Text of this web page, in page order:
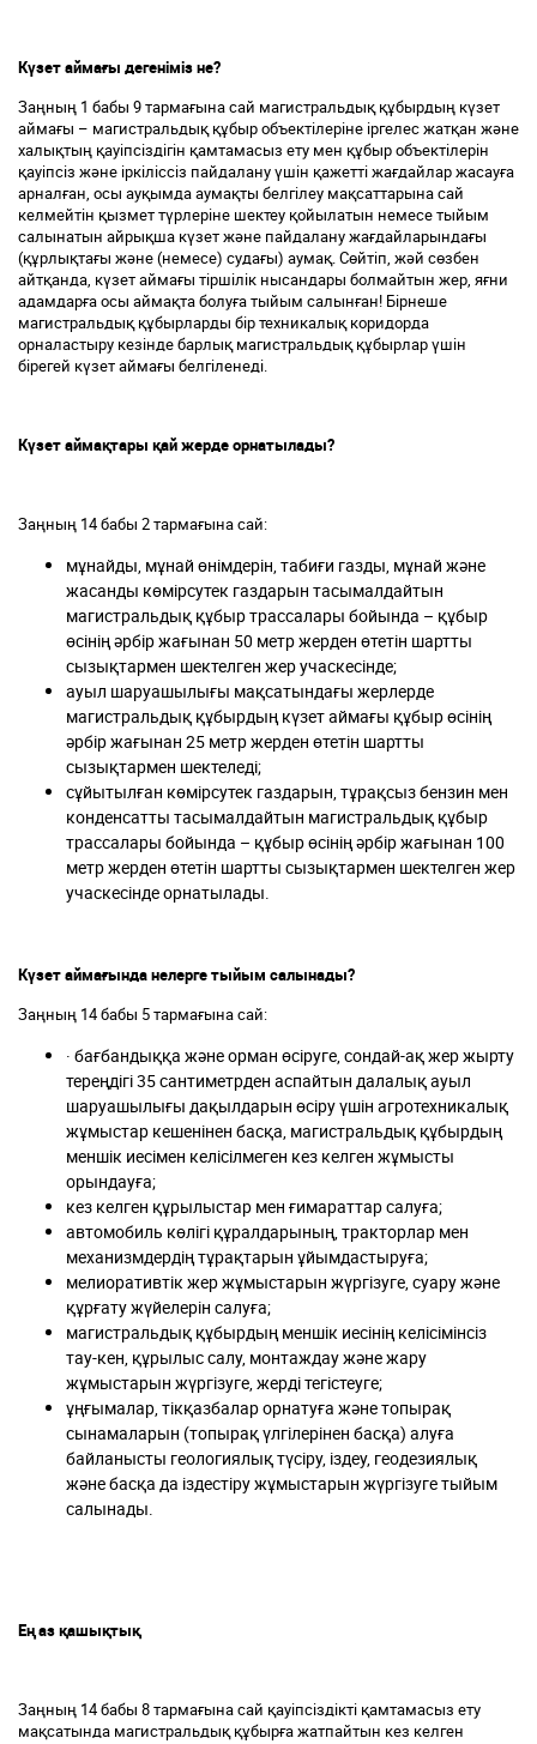
Күзет аймағы дегеніміз не?
Заңның 1 бабы 9 тармағына сай магистральдық құбырдың күзет
аймағы – магистральдық құбыр объектілеріне іргелес жатқан және
халықтың қауіпсіздігін қамтамасыз ету мен құбыр объектілерін
қауіпсіз және іркіліссіз пайдалану үшін қажетті жағдайлар жасауға
арналған, осы ауқымда аумақты белгілеу мақсаттарына сай
келмейтін қызмет түрлеріне шектеу қойылатын немесе тыйым
салынатын айрықша күзет және пайдалану жағдайларындағы
(құрлықтағы және (немесе) судағы) аумақ. Сөйтіп, жәй сөзбен
айтқанда, күзет аймағы тіршілік нысандары болмайтын жер, яғни
адамдарға осы аймақта болуға тыйым салынған! Бірнеше
магистральдық құбырларды бір техникалық коридорда
орналастыру кезінде барлық магистральдық құбырлар үшін
бірегей күзет аймағы белгіленеді.
Күзет аймақтары қай жерде орнатылады?
Заңның 14 бабы 2 тармағына сай:
мұнайды, мұнай өнімдерін, табиғи газды, мұнай және
жасанды көмірсутек газдарын тасымалдайтын
магистральдық құбыр трассалары бойында – құбыр
өсінің әрбір жағынан 50 метр жерден өтетін шартты
сызықтармен шектелген жер учаскесінде;
ауыл шаруашылығы мақсатындағы жерлерде
магистральдық құбырдың күзет аймағы құбыр өсінің
әрбір жағынан 25 метр жерден өтетін шартты
сызықтармен шектеледі;
сұйытылған көмірсутек газдарын, тұрақсыз бензин мен
конденсатты тасымалдайтын магистральдық құбыр
трассалары бойында – құбыр өсінің әрбір жағынан 100
метр жерден өтетін шартты сызықтармен шектелген жер
учаскесінде орнатылады.
Күзет аймағында нелерге тыйым салынады?
Заңның 14 бабы 5 тармағына сай:
· бағбандыққа және орман өсіруге, сондай-ақ жер жырту
тереңдігі 35 сантиметрден аспайтын далалық ауыл
шаруашылығы дақылдарын өсіру үшін агротехникалық
жұмыстар кешенінен басқа, магистральдық құбырдың
меншік иесімен келісілмеген кез келген жұмысты
орындауға;
кез келген құрылыстар мен ғимараттар салуға;
автомобиль көлігі құралдарының, тракторлар мен
механизмдердің тұрақтарын ұйымдастыруға;
мелиоративтік жер жұмыстарын жүргізуге, суару және
құрғату жүйелерін салуға;
магистральдық құбырдың меншік иесінің келісімінсіз
тау-кен, құрылыс салу, монтаждау және жару
жұмыстарын жүргізуге, жерді тегістеуге;
ұңғымалар, тікқазбалар орнатуға және топырақ
сынамаларын (топырақ үлгілерінен басқа) алуға
байланысты геологиялық түсіру, іздеу, геодезиялық
және басқа да іздестіру жұмыстарын жүргізуге тыйым
салынады.
Ең аз қашықтық
Заңның 14 бабы 8 тармағына сай қауіпсіздікті қамтамасыз ету
мақсатында магистральдық құбырға жатпайтын кез келген